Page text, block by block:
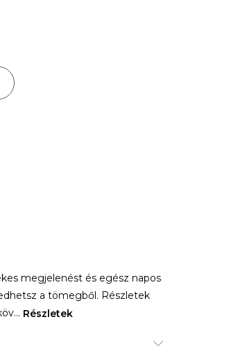
megjelenést és egész napos
a tömegből. Részletek
... Részletek